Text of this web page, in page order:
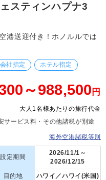
スティンハプナ3
港送迎付き！ホノルルでは
社指定 ホテル指定
～988,500 円
大人1名様あたりの旅行代金
サービス料・その他諸税が別途
海外空港諸税等別
設定期間
2026/11/1～
2026/12/15
目的地
ハワイ／ハワイ(米国)